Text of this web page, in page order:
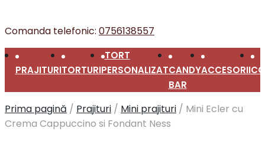
Comanda telefonic: 0756138557
PRAJITURITORTURI
TORT
PERSONALIZATCANDY
BAR
ACCESORII
Prima pagină / Prajituri / Mini prajituri / Mini Ecler cu
Crema Cappuccino si Fondant Ness